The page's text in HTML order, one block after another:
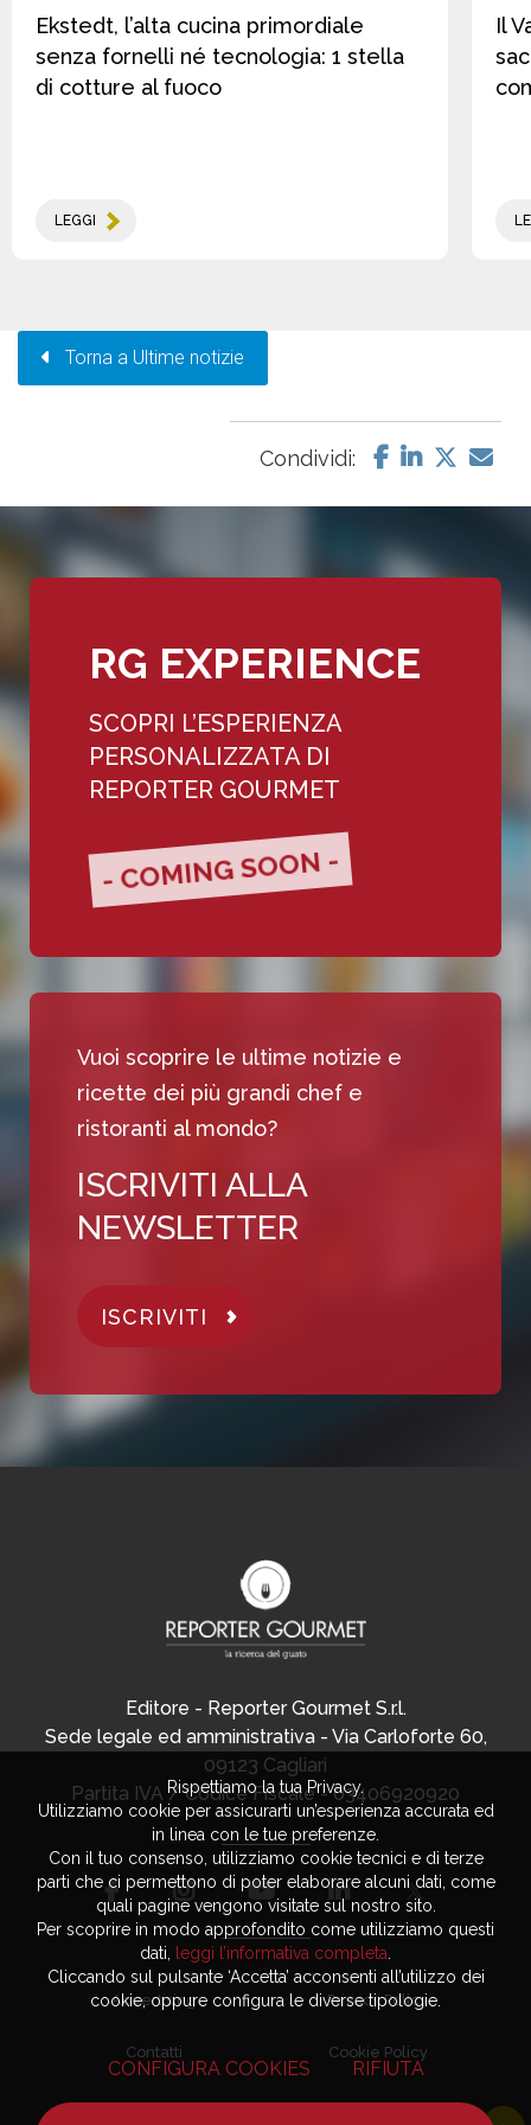
Ekstedt, l’alta cucina primordiale
senza fornelli né tecnologia: 1 stella
di cotture al fuoco
LEGGI
Il
Torna a Ultime notizie
Condividi:
RG EXPERIENCE
SCOPRI L’ESPERIENZA
PERSONALIZZATA DI
REPORTER GOURMET
- COMING SOON -
Vuoi scoprire le ultime notizie e
ricette dei più grandi chef e
ristoranti al mondo?
ISCRIVITI ALLA
NEWSLETTER
ISCRIVITI
Editore - Reporter Gourmet S.r.l.
Sede legale ed amministrativa - Via Carloforte 60,
09123 Cagliari
Partita IVA / Codice Fiscale - 03406920920
Advertising
Contatti
Privacy Policy
Cookie Policy
Rispettiamo la tua Privacy.
Utilizziamo cookie per assicurarti un’esperienza accurata ed
in linea con le tue preferenze.
Con il tuo consenso, utilizziamo cookie tecnici e di terze
parti che ci permettono di poter elaborare alcuni dati, come
quali pagine vengono visitate sul nostro sito.
Per scoprire in modo approfondito come utilizziamo questi
dati,
leggi l’informativa completa
Cliccando sul pulsante ‘Accetta’ acconsenti all’utilizzo dei
cookie, oppure configura le diverse tipologie.
CONFIGURA COOKIES RIFIUTA